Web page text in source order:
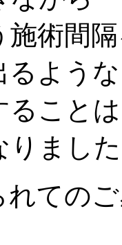
施術間
るよう
ること
りまし
ての